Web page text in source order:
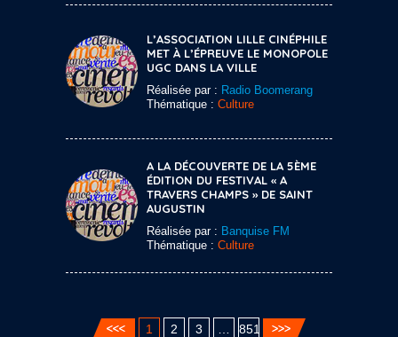
L’ASSOCIATION LILLE CINÉPHILE
MET À L’ÉPREUVE LE MONOPOLE
UGC DANS LA VILLE
Réalisée par : Radio Boomerang
Thématique : Culture
A LA DÉCOUVERTE DE LA 5ÈME
ÉDITION DU FESTIVAL « A
TRAVERS CHAMPS » DE SAINT
AUGUSTIN
Réalisée par : Banquise FM
Thématique : Culture
1 2 3 851